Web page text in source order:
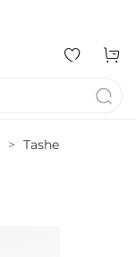
Tashe